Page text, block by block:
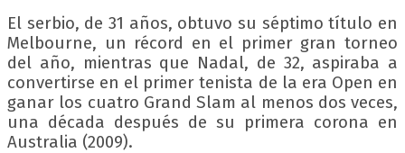
El serbio, de 31 años, obtuvo su séptimo título en
Melbourne, un récord en el primer gran torneo
del año, mientras que Nadal, de 32, aspiraba a
convertirse en el primer tenista de la era Open en
ganar los cuatro Grand Slam al menos dos veces,
una década después de su primera corona en
Australia (2009).